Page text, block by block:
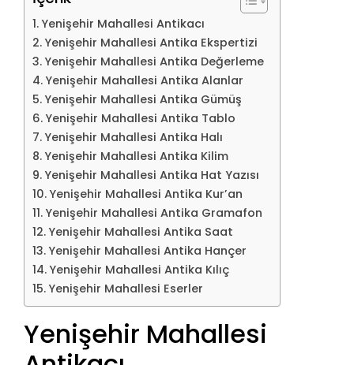
Yenişehir Mahallesi Antikacı
Yenişehir Mahallesi Antika Ekspertizi
Yenişehir Mahallesi Antika Değerleme
Yenişehir Mahallesi Antika Alanlar
Yenişehir Mahallesi Antika Gümüş
Yenişehir Mahallesi Antika Tablo
Yenişehir Mahallesi Antika Halı
Yenişehir Mahallesi Antika Kilim
Yenişehir Mahallesi Antika Hat Yazısı
Yenişehir Mahallesi Antika Kur’an
Yenişehir Mahallesi Antika Gramafon
Yenişehir Mahallesi Antika Saat
Yenişehir Mahallesi Antika Hançer
Yenişehir Mahallesi Antika Kılıç
Yenişehir Mahallesi Eserler
Yenişehir Mahallesi